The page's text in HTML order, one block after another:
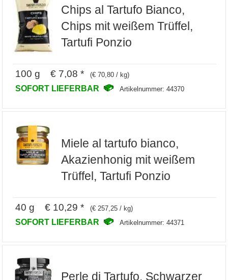
Chips al Tartufo Bianco,
Chips mit weißem Trüffel,
Tartufi Ponzio
100 g € 7,08 * (€ 70,80 / kg)
SOFORT LIEFERBAR Artikelnummer: 44370
Miele al tartufo bianco,
Akazienhonig mit weißem
Trüffel, Tartufi Ponzio
40 g € 10,29 * (€ 257,25 / kg)
SOFORT LIEFERBAR Artikelnummer: 44371
Perle di Tartufo, Schwarzer